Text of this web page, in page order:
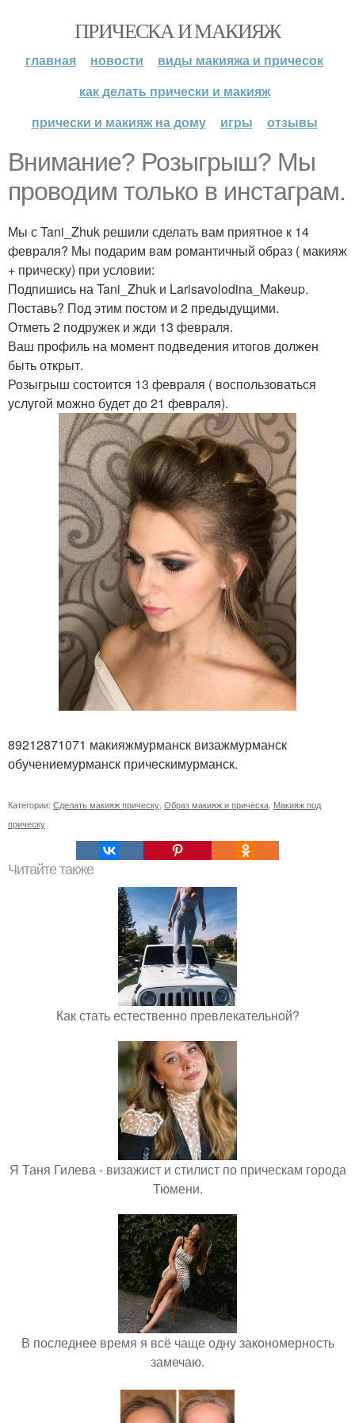
ПРИЧЕСКА И МАКИЯЖ
главная новости
виды макияжа и причесок
как делать прически и макияж
прически и макияж на дому
игры отзывы
Внимание? Розыгрыш? Мы
проводим только в инстаграм.
Мы с Tani_Zhuk решили сделать вам приятное к 14
февраля? Мы подарим вам романтичный образ ( макияж
+ прическу) при условии:
Подпишись на Tani_Zhuk и Larisavolodina_Makeup.
Поставь? Под этим постом и 2 предыдущими.
Отметь 2 подружек и жди 13 февраля.
Ваш профиль на момент подведения итогов должен
быть открыт.
Розыгрыш состоится 13 февраля ( воспользоваться
услугой можно будет до 21 февраля).
89212871071 макияжмурманск визажмурманск
обучениемурманск прическимурманск.
Категории: Сделать макияж прическу Образ макияж и прическа Макияж под
прическу
Читайте также
Как стать естественно превлекательной?
Я Таня Гилева - визажист и стилист по прическам города
Тюмени.
В последнее время я всё чаще одну закономерность
замечаю.